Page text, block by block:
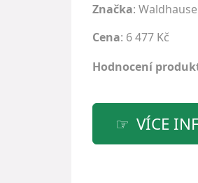
Značka:
Cena: 6 477 Kč
Hodnocení
VÍCE